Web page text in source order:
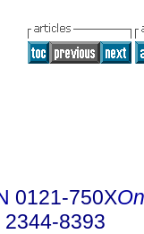
0121-750X
2344-8393